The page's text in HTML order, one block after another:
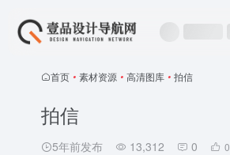
首页 • 素材资源 • 高清图库 • 拍信
拍信
5年前发布 13,312 0 0